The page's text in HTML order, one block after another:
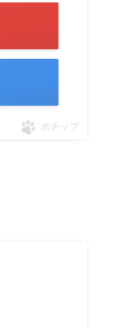
ポチップ